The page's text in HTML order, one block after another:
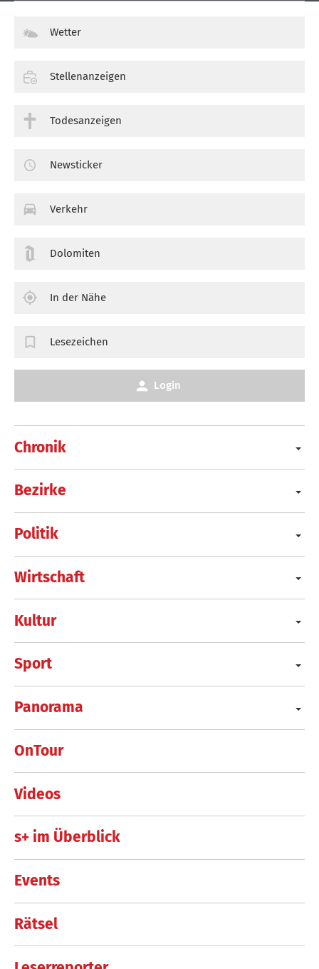
Chronik
Bezirke
Politik
Wirtschaft
Kultur
Sport
Panorama
OnTour
Videos
s+ im Überblick
Events
Rätsel
Wetter
Stellenanzeigen
Todesanzeigen
Newsticker
Verkehr
Dolomiten
In der Nähe
Lesezeichen
Login